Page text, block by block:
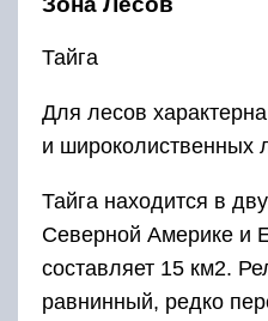
Тайга
Для лесов
и широколиственных
Тайга находится в
Северной Америке и
составляет 15 км2.
равнинный, редко